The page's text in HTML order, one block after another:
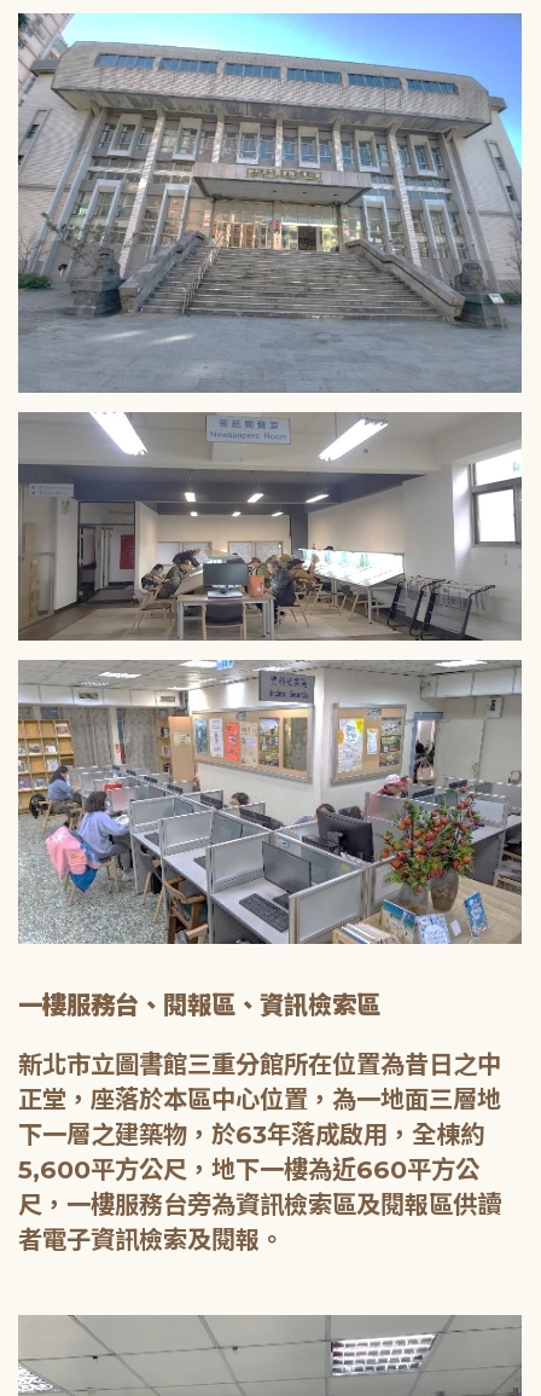
一樓服務台、閱報區、資訊檢索區
新北市立圖書館三重分館所在位置為昔日之中
正堂，座落於本區中心位置，為一地面三層地
下一層之建築物，於63年落成啟用，全棟約
5,600平方公尺，地下一樓為近660平方公
尺，一樓服務台旁為資訊檢索區及閱報區供讀
者電子資訊檢索及閱報。